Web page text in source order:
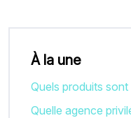
À la une
Quels produits
Quelle agence